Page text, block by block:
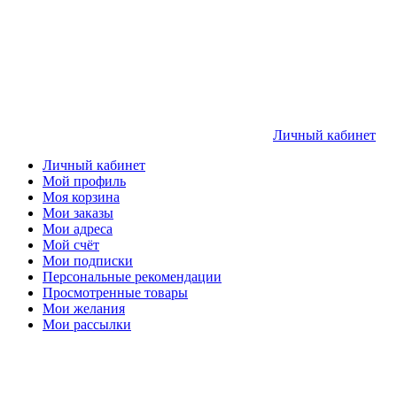
Личный кабинет
Личный кабинет
Мой профиль
Моя корзина
Мои заказы
Мои адреса
Мой счёт
Мои подписки
Персональные рекомендации
Просмотренные товары
Мои желания
Мои рассылки